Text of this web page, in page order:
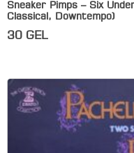
Sneaker Pimps – Six
Classical, Downtempo)
30 GEL